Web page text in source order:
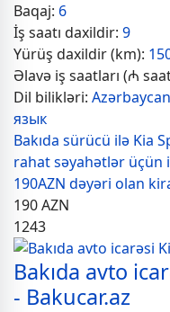
Baqaj: 6
İş saatı daxildir: 9
Yürüş daxildir (km):
Əlavə iş saatları (₼
Dil bilikləri:
язык
Bakıda sürücü ilə Kia
rahat səyahətlər üçün
190AZN dəyəri olan
190AZN
1243
Bakıda avto
- Bakucar.az